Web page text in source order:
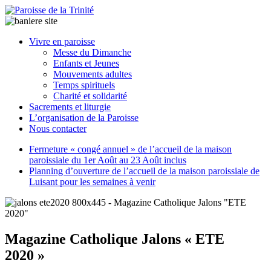
Vivre en paroisse
Messe du Dimanche
Enfants et Jeunes
Mouvements adultes
Temps spirituels
Charité et solidarité
Sacrements et liturgie
L’organisation de la Paroisse
Nous contacter
Fermeture « congé annuel » de l’accueil de la maison
paroissiale du 1er Août au 23 Août inclus
Planning d’ouverture de l’accueil de la maison paroissiale de
Luisant pour les semaines à venir
Magazine Catholique Jalons « ETE
2020 »